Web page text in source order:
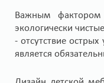
Важным фактором
экологически
- отсутствие
является